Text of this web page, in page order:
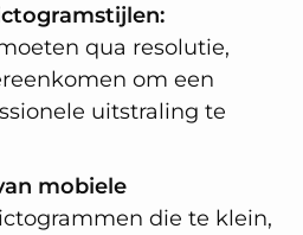
qua resolutie,
om een
uitstraling te
mobiele
die te klein,